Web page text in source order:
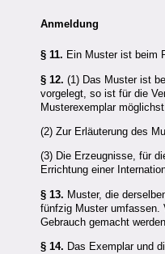
Anmeldung
§ 11. Ein Muster ist beim
§ 12. (1) Das Muster ist
vorgelegt, so ist für die
Musterexemplar
(2) Zur Erläuterung des
(3) Die Erzeugnisse, für
Errichtung einer
§ 13. Muster, die
fünfzig Muster umfassen.
Gebrauch gemacht werden.
§ 14. Das Exemplar und